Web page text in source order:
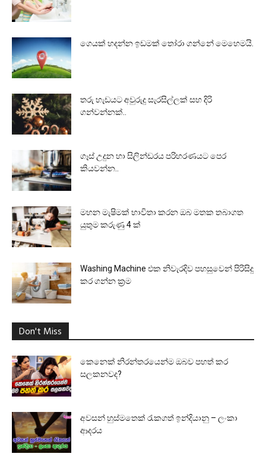
ගෙයක් හදන්න ඉඩමක් තෝරා ගන්නේ මෙහෙමයි.
තරු හැඩයට අවුරුදු සැරසිල්ලක් සහ දිරි
ගන්වන්නක්..
ගෑස් උදුන හා සිලින්ඩරය පරිහරණයට පෙර
කියවන්න..
මහන මැෂිමක් භාවිතා කරන ඔබ මතක තබාගත
යුතුම කරුණු 4 ක්
Washing Machine එක නිවැරදිව පහසුවෙන් පිරිසිදු
කර ගන්න ක්‍රම
Don't Miss
කෙනෙක් නිරන්තරයෙන්ම ඔබව පහත් කර
සලකනවද?
අවසන් හුස්මතෙක් රැකගත් ඉන්දියානු – ලංකා
ආදරය